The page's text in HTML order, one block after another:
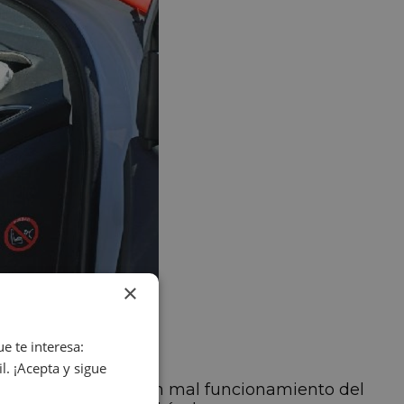
indicando un mal funcionamiento del
×
te interesa:
¡Acepta y sigue